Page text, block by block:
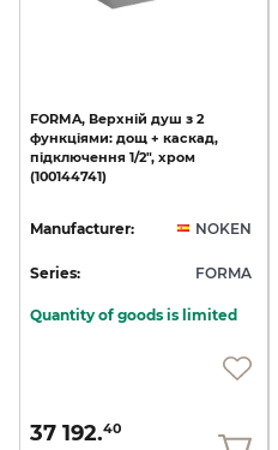
FORMA, Верхній душ з 2
функціями: дощ + каскад,
підключення 1/2", хром
(100144741)
Manufacturer: NOKEN
Series: FORMA
Quantity of goods is limited
37 192.40